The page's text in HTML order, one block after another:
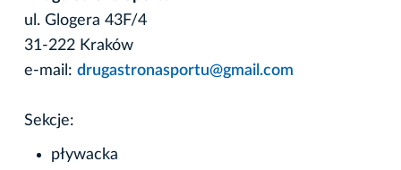
ul. Glogera 43F/4
31-222 Kraków
e-mail: drugastronasportu@gmail.com
Sekcje:
pływacka